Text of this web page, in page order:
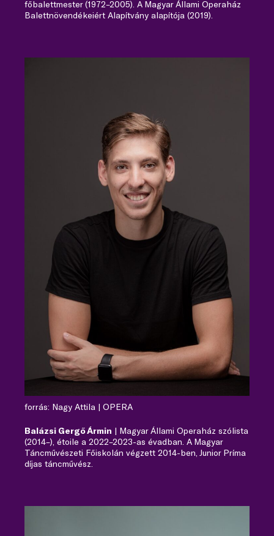
főbalettmester (1972–2005). A Magyar Állami Operaház
Balettnövendékeiért Alapítvány alapítója (2019).
forrás: Nagy Attila | OPERA
Balázsi Gergő Ármin | Magyar Állami Operaház szólista
(2014–), étoile a 2022–2023-as évadban. A Magyar
Táncművészeti Főiskolán végzett 2014-ben, Junior Príma
díjas táncművész.